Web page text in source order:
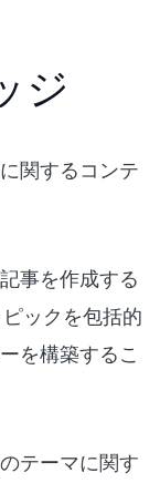
ジ
関するコンテ
事を作成する
ックを包括的
を構築するこ
テーマに関す